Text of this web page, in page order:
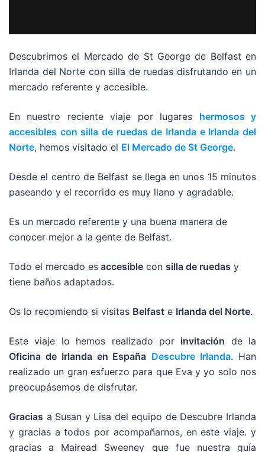
Descubrimos el Mercado de St George de Belfast en
Irlanda del Norte con silla de ruedas disfrutando en un
mercado referente y accesible.
En nuestro reciente viaje por lugares hermosos y
accesibles con silla de ruedas de Irlanda e Irlanda del
Norte, hemos visitado el El Mercado de St George.
Desde el centro de Belfast se llega en unos 15 minutos
paseando y el recorrido es muy llano y agradable.
Es un mercado referente y una buena manera de
conocer mejor a la gente de Belfast.
Todo el mercado es accesible con silla de ruedas y
tiene baños adaptados.
Os lo recomiendo si visitas Belfast e Irlanda del Norte.
Este viaje lo hemos realizado por invitación de la
Oficina de Irlanda en España Descubre Irlanda. Han
realizado un gran esfuerzo para que Eva y yo solo nos
preocupásemos de disfrutar.
Gracias a Susan y Lisa del equipo de Descubre Irlanda
y gracias a todos por acompañarnos, en este viaje. y
gracias a Mairead Sweeney que fue nuestra guía